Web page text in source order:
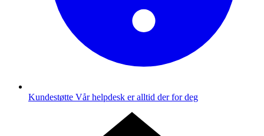
Kundestøtte Vår helpdesk er alltid der for deg